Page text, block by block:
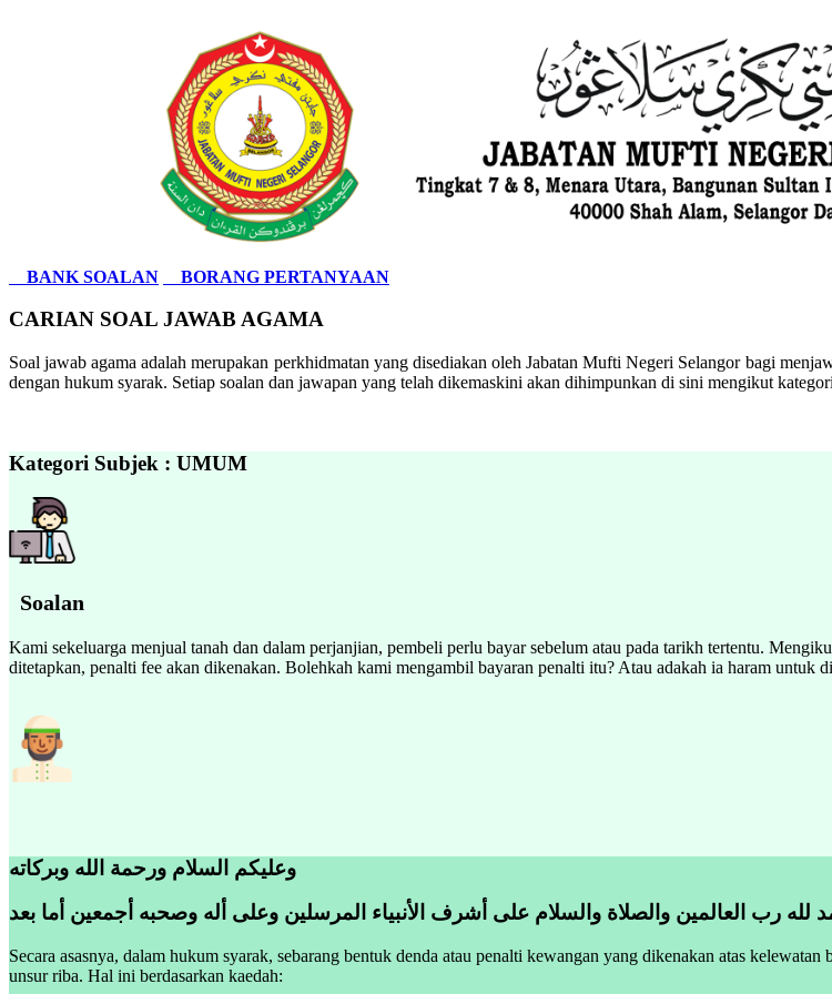
BANK SOALAN BORANG PERTANYAAN
CARIAN SOAL JAWAB AGAMA
Soal jawab agama adalah merupakan perkhidmatan yang disediakan oleh Jabatan Mufti Negeri Selangor bagi
dengan hukum syarak. Setiap soalan dan jawapan yang telah dikemaskini akan dihimpunkan di sini mengikut
Kategori Subjek : UMUM
Soalan
Kami sekeluarga menjual tanah dan dalam perjanjian, pembeli perlu bayar sebelum atau pada tarikh tertentu.
ditetapkan, penalti fee akan dikenakan. Bolehkah kami mengambil bayaran penalti itu? Atau adakah ia haram untuk
وعليكم السلام ورحمة الله وبركاته
لله رب العالمين والصلاة والسلام على أشرف الأنبياء المرسلين وعلى أله وصحبه أجمعين أما بعد
Secara asasnya, dalam hukum syarak, sebarang bentuk denda atau penalti kewangan yang dikenakan atas
unsur riba. Hal ini berdasarkan kaedah: